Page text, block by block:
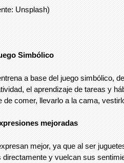
Unsplash)
Simbólico
a base del juego simbólico,
el aprendizaje de tareas y
de comer, llevarlo a la cama,
mejoradas
mejor, ya que al ser
directamente y vuelcan sus